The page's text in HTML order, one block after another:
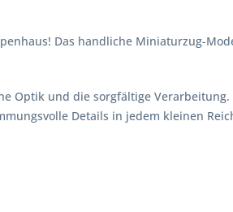
Das handliche Miniaturzug-
Optik und die sorgfältige
Details in jedem kleinen